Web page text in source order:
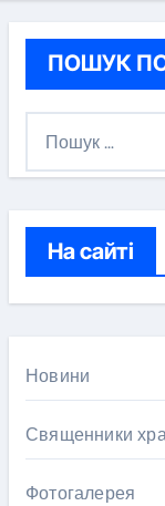
ПОШУК
:
На сайті
Новини
Священники
Фотогалерея